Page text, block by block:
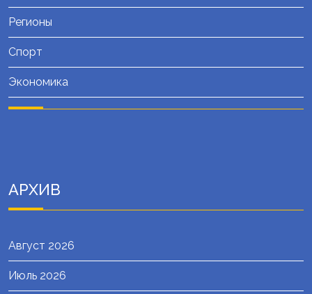
Регионы
Спорт
Экономика
АРХИВ
Август 2026
Июль 2026